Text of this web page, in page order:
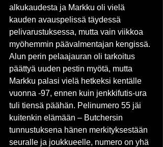
alkukaudesta ja Markku oli vielä
kauden avauspelissä täydessä
pelivarustuksessa, mutta vain viikkoa
myöhemmin päävalmentajan kengissä.
Alun perin pelaajauran oli tarkoitus
päättyä uuden pestin myötä, mutta
Markku palasi vielä hetkeksi kentälle
vuonna -97, ennen kuin jenkkifutis-ura
tuli tiensä päähän. Pelinumero 55 jäi
kuitenkin elämään – Butchersin
tunnustuksena hänen merkityksestään
seuralle ja joukkueelle, numero on yhä